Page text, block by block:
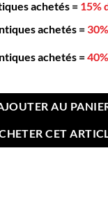
achetés = 15%
achetés =
achetés =
Café Pelle Carrée
AU
CET